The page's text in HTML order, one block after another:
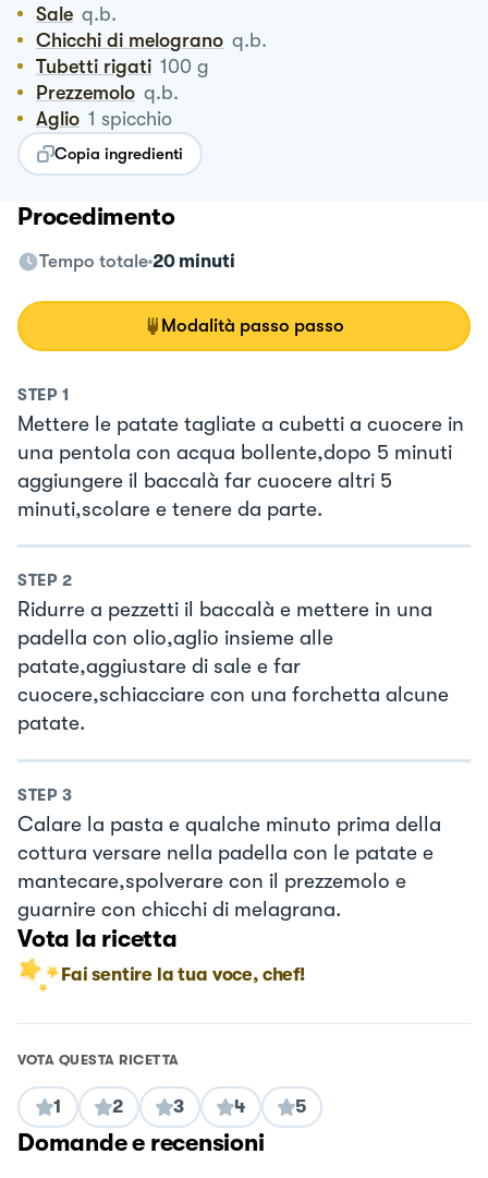
Sale q.b.
Chicchi di melograno q.b.
Tubetti rigati 100 g
Prezzemolo q.b.
Aglio 1 spicchio
Copia ingredienti
Procedimento
Tempo totale 20 minuti
Modalità passo passo
STEP 1
Mettere le patate tagliate a cubetti a cuocere in
una pentola con acqua bollente,dopo 5 minuti
aggiungere il baccalà far cuocere altri 5
minuti,scolare e tenere da parte.
STEP 2
Ridurre a pezzetti il baccalà e mettere in una
padella con olio,aglio insieme alle
patate,aggiustare di sale e far
cuocere,schiacciare con una forchetta alcune
patate.
STEP 3
Calare la pasta e qualche minuto prima della
cottura versare nella padella con le patate e
mantecare,spolverare con il prezzemolo e
guarnire con chicchi di melagrana.
Vota la ricetta
Fai sentire la tua voce, chef!
VOTA QUESTA RICETTA
1 2 3 4 5
Domande e recensioni